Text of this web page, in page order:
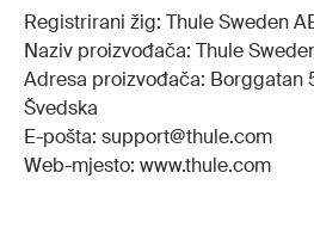
Registrirani žig: Thule Sweden
Naziv proizvođača: Thule
Adresa proizvođača: Borggatan
Švedska
E-pošta: support@thule.com
Web-mjesto: www.thule.com